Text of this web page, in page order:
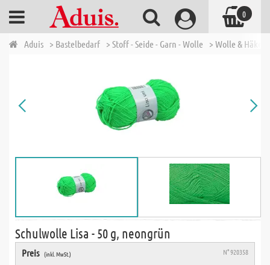
Aduis > Bastelbedarf > Stoff - Seide - Garn - Wolle > Wolle &
Schulwolle Lisa - 50 g, neongrün
Preis (inkl. MwSt.) N° 920358
0